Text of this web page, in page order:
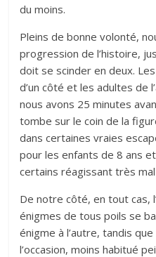
du moins.
Pleins de bonne volonté,
progression de l’histoire,
doit se scinder en deux.
d’un côté et les adultes de
nous avons 25 minutes
tombe sur le coin de la
dans certaines vraies
pour les enfants de 8 ans
certains réagissant très
De notre côté, en tout cas,
énigmes de tous poils se
énigme à l’autre, tandis
l’occasion, moins habitué